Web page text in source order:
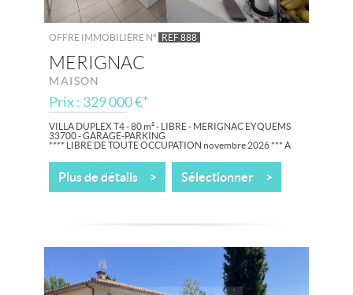
OFFRE IMMOBILIÈRE N° REF 888
MERIGNAC
MAISON
Prix : 329 000 €*
VILLA DUPLEX T4 - 80 m² - LIBRE - MERIGNAC EYQUEMS
33700 - GARAGE-PARKING
**** LIBRE DE TOUTE OCCUPATION novembre 2026 *** A
Secteur MERIGNAC - EYQUEMS, dans une belle Résidence
récente, bien entretenue, à...
Plus de détails > Sélectionner >